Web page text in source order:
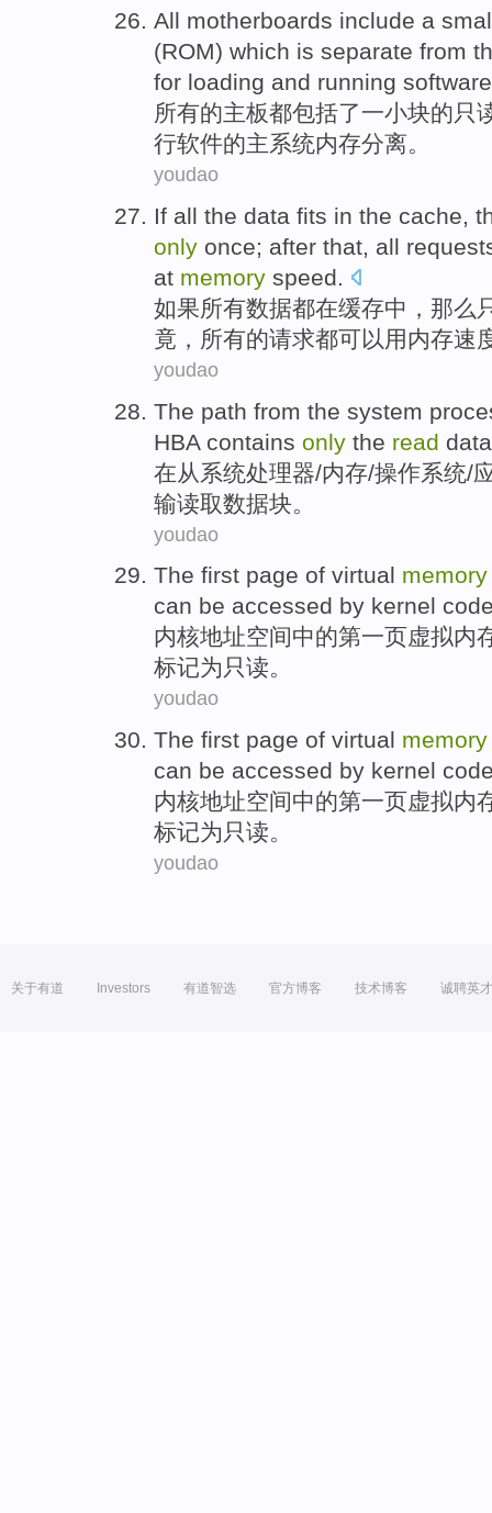
All motherboards include a
(ROM) which is separate from
for loading and running software
所有的主板都包括了一小块的只
行软件的主系统内存分离。
youdao
If all the data fits in the cache,
only once; after that, all
at memory speed.
如果所有数据都在缓存中， 那么
竟 ，所有的请求都可以用内存速
youdao
The path from the system
HBA contains only the read data
在从 系统处理器/内存/操作系统/
输读取数据块。
youdao
The first page of virtual memory
can be accessed by kernel
内核地址空间中的第一页虚拟内
标记为 只读。
youdao
The first page of virtual memory
can be accessed by kernel
内核地址空间中的第一页虚拟内
标记为 只读。
youdao
关于有道 Investors 有道智选 官方博客 技术博客 诚聘英才